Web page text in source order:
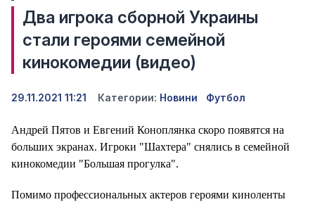
Два игрока сборной Украины
стали героями семейной
кинокомедии (видео)
29.11.2021 11:21 Категории: Новини Футбол
Андрей Пятов и Евгений Коноплянка скоро появятся на
больших экранах. Игроки "Шахтера" снялись в семейной
кинокомедии "Большая прогулка".
Помимо профессиональных актеров героями киноленты